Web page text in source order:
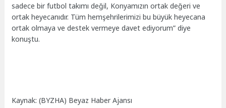
sadece bir futbol takımı değil, Konyamızın ortak değeri ve
ortak heyecanıdır. Tüm hemşehrilerimizi bu büyük heyecana
ortak olmaya ve destek vermeye davet ediyorum” diye
konuştu.
Kaynak: (BYZHA) Beyaz Haber Ajansı